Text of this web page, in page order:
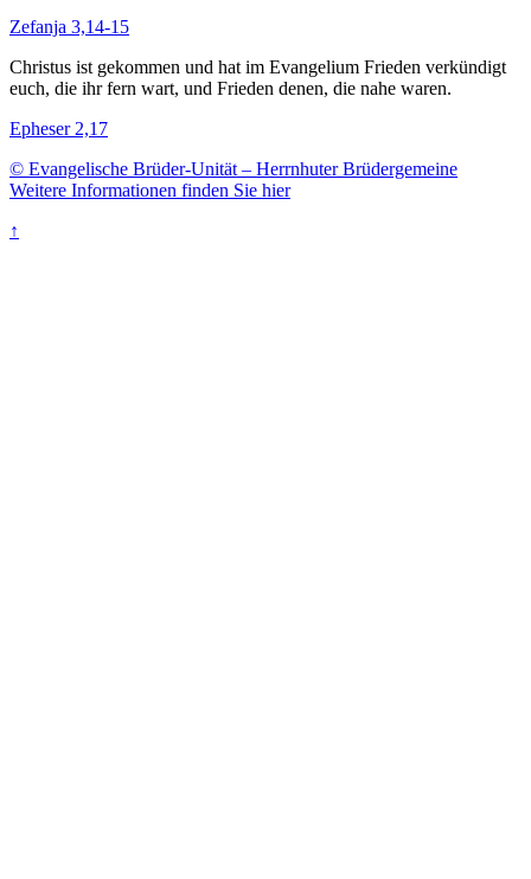
Zefanja 3,14-15
Christus ist gekommen und hat im Evangelium Frieden verkündigt
euch, die ihr fern wart, und Frieden denen, die nahe waren.
Epheser 2,17
© Evangelische Brüder-Unität – Herrnhuter Brüdergemeine
Weitere Informationen finden Sie hier
↑